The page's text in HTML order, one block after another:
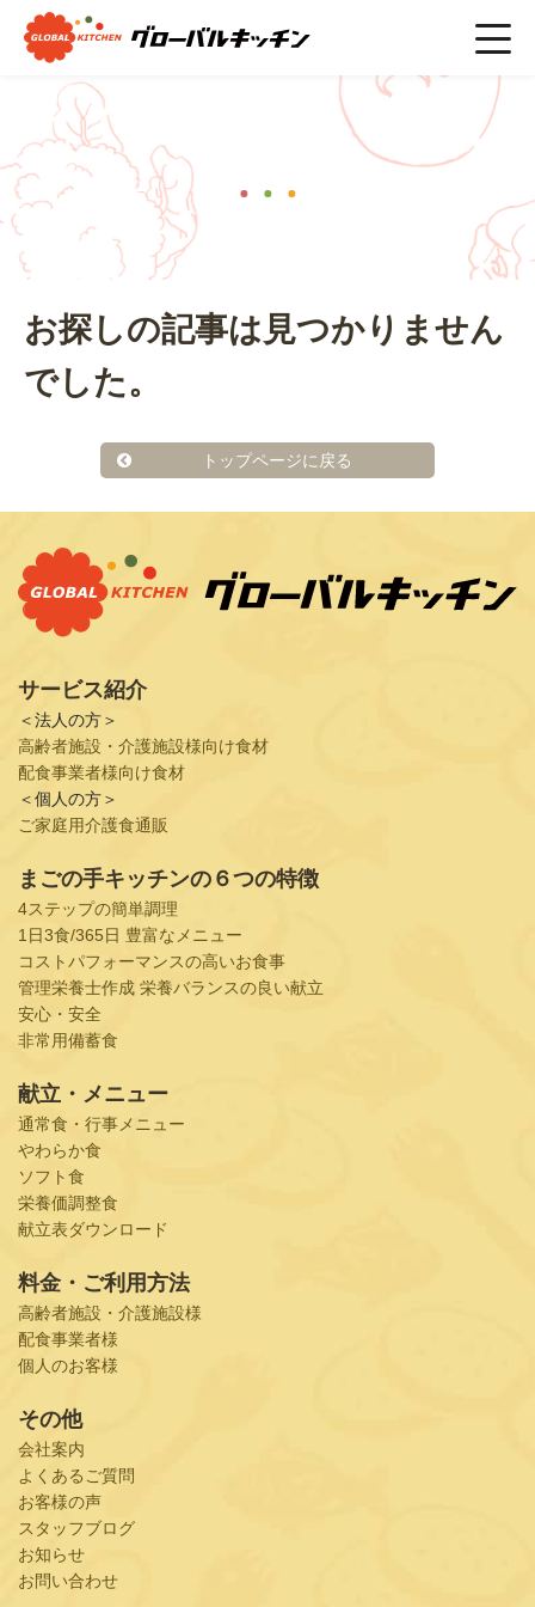
ホーム>行事食
お探しの記事は見つかりません
でした。
トップページに戻る
サービス紹介
＜法人の方＞
高齢者施設・介護施設様向け食材
配食事業者様向け食材
＜個人の方＞
ご家庭用介護食通販
まごの手キッチンの６つの特徴
4ステップの簡単調理
1日3食/365日 豊富なメニュー
コストパフォーマンスの高いお食事
管理栄養士作成 栄養バランスの良い献立
安心・安全
非常用備蓄食
献立・メニュー
通常食・行事メニュー
やわらか食
ソフト食
栄養価調整食
献立表ダウンロード
料金・ご利用方法
高齢者施設・介護施設様
配食事業者様
個人のお客様
その他
会社案内
よくあるご質問
お客様の声
スタッフブログ
お知らせ
お問い合わせ